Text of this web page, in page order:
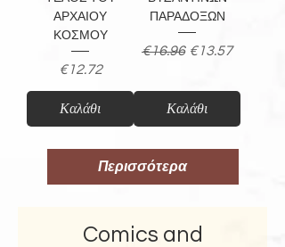
ΑΡΧΑΙΟΥ
ΚΟΣΜΟΥ
Price
€12.72
Καλάθι
ΠΑΡΑΔΟΞΩΝ
Regular Price
€16.96 Sale Price
€13.57
Καλάθι
Περισσότερα
Comics and